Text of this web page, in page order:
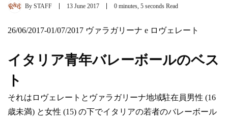
By STAFF 13 June 2017 0 minutes, 5 seconds Read
26/06/2017-01/07/2017 ヴァラガリーナ e ロヴェレート
イタリア青年バレーボールのベス
ト
それはロヴェレートとヴァラガリーナ地域駐在員男性 (16
歳未満) と女性 (15) の下でイタリアの若者のバレーボール